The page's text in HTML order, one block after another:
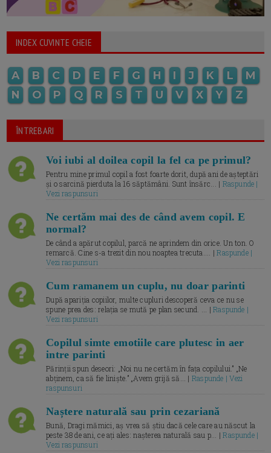
INDEX CUVINTE CHEIE
A B C D E F G H I J K L
M
N
O P Q R S T U V X Y Z
ÎNTREBARI
Voi iubi al doilea copil la fel ca pe primul?
Pentru mine primul copil a fost foarte dorit, după ani de așteptări
și o sarcină pierduta la 16 săptămâni. Sunt însărc... | Raspunde |
Vezi raspunsuri
Ne certăm mai des de când avem copil. E
normal?
De când a apărut copilul, parcă ne aprindem din orice. Un ton. O
remarcă. Cine s-a trezit din nou noaptea trecuta.... |Raspunde |
Vezi raspunsuri
Cum ramanem un cuplu, nu doar parinti
După apariția copiilor, multe cupluri descoperă ceva ce nu se
spune prea des: relația se mută pe plan secund. ... |Raspunde |
Vezi raspunsuri
Copilul simte emotiile care plutesc in aer
intre parinti
Părinții spun deseori: „Noi nu ne certăm în fața copilului.” „Ne
abținem, ca să fie liniște.” „Avem grijă să... | Raspunde | Vezi
raspunsuri
Naștere naturală sau prin cezariană
Bună, Dragi mămici, aș vrea să știu dacă cele care au născut la
peste 38 de ani, ce ați ales: nașterea naturală sau p... |Raspunde |
Vezi raspunsuri